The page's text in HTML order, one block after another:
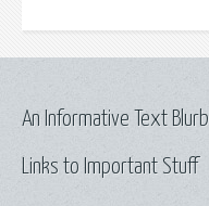
Links to Important Stuff
An Informative Text Blurb